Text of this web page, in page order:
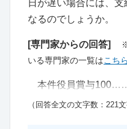
日が遅い場合には、
なるのでしょうか。
[専門家からの回答]
※
いる専門家の一覧はこちら
本件役員賞与
（回答全文の文字数：221文